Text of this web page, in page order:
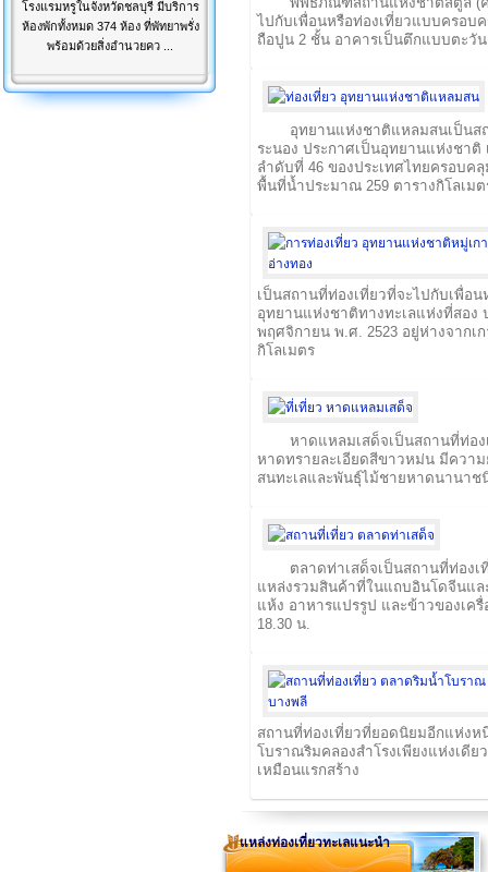
โรงแรมหรูในจังหวัดชลบุรี มีบริการ
ห้องพักทั้งหมด 374 ห้อง ที่พัทยาพรั่ง
พร้อมด้วยสิ่งอำนวยคว ...
ไปกับเพื่อนหรือท่องเที่ยวแบบครอบ
ถือปูน 2 ชั้น อาคารเป็นตึกแบบตะวั
อุทยานแห่งชาติแหลมสนเป็นส
ระนอง ประกาศเป็นอุทยานแห่งชา
ลำดับที่ 46 ของประเทศไทยครอบค
พื้นที่น้ำประมาณ 259 ตารางกิโลเมต
เป็นสถานที่ท่องเที่ยวที่จะไปกับเพื่อ
อุทยานแห่งชาติทางทะเลแห่งที่สอง
พฤศจิกายน พ.ศ. 2523 อยู่ห่างจาก
กิโลเมตร
หาดแหลมเสด็จเป็นสถานที่ท่อ
หาดทรายละเอียดสีขาวหม่น มีความ
สนทะเลและพันธุ์ไม้ชายหาดนานาช
ตลาดท่าเสด็จเป็นสถานที่ท่อง
แหล่งรวมสินค้าที่ในแถบอินโดจีนแ
แห้ง อาหารแปรรูป และข้าวของเค
18.30 น.
สถานที่ท่องเที่ยวที่ยอดนิยมอีกแห่งห
โบราณริมคลองสำโรงเพียงแห่งเดี
เหมือนแรกสร้าง
แหล่งท่องเที่ยวทะเลแนะนำ